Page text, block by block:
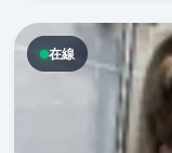
在線